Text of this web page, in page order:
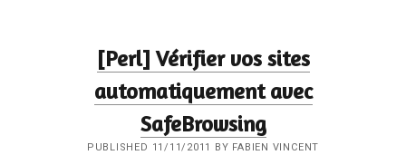
[Perl] Vérifier vos sites
automatiquement avec
SafeBrowsing
PUBLISHED 11/11/2011 BY FABIEN VINCENT